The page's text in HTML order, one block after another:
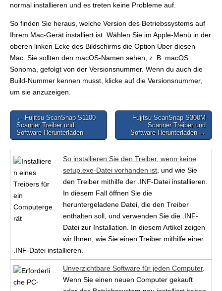
normal installieren und es treten keine Probleme auf.
So finden Sie heraus, welche Version des Betriebssystems auf
Ihrem Mac-Gerät installiert ist. Wählen Sie im Apple-Menü in der
oberen linken Ecke des Bildschirms die Option Über diesen
Mac. Sie sollten den macOS-Namen sehen, z. B. macOS
Sonoma, gefolgt von der Versionsnummer. Wenn du auch die
Build-Nummer kennen musst, klicke auf die Versionsnummer,
um sie anzuzeigen.
Post
navigation
← Fujitsu ScanSnap S1100
Scanner Treiber und
Software Herunterladen
Fujitsu ScanSnap S300M
Scanner Treiber und
Software Herunterladen →
So installieren Sie den Treiber, wenn keine
setup.exe-Datei vorhanden ist , und wie Sie
den Treiber mithilfe der .INF-Datei installieren.
In diesem Fall öffnen Sie die
heruntergeladene Datei, die den Treiber
enthalten soll, und verwenden Sie die .INF-
Datei zur Installation. In diesem Artikel zeigen
wir Ihnen, wie Sie einen Treiber mithilfe einer
.INF-Datei installieren.
Unverzichtbare Software für jeden Computer.
Wenn Sie einen neuen Computer gekauft